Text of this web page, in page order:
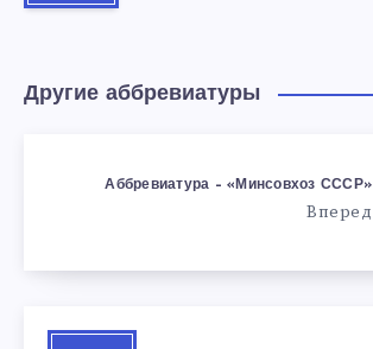
Другие аббревиатуры
Аббревиатура – «Минсовхоз СССР»
Вперед